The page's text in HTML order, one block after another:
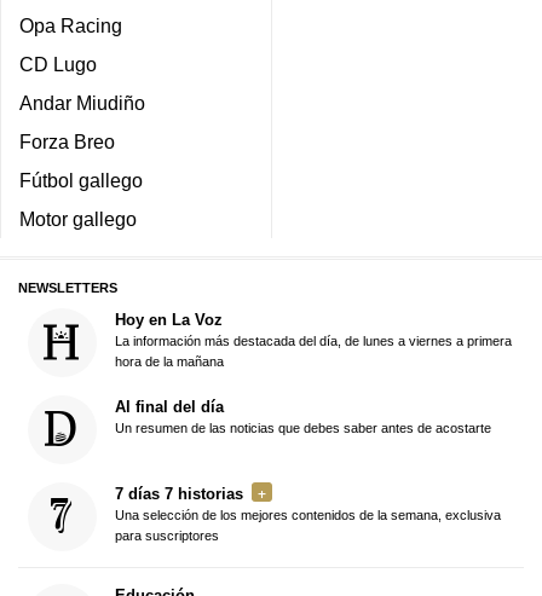
Opa Racing
CD Lugo
Andar Miudiño
Forza Breo
Fútbol gallego
Motor gallego
NEWSLETTERS
Hoy en La Voz
La información más destacada del día, de lunes a viernes a primera
hora de la mañana
Al final del día
Un resumen de las noticias que debes saber antes de acostarte
7 días 7 historias
Una selección de los mejores contenidos de la semana, exclusiva
para suscriptores